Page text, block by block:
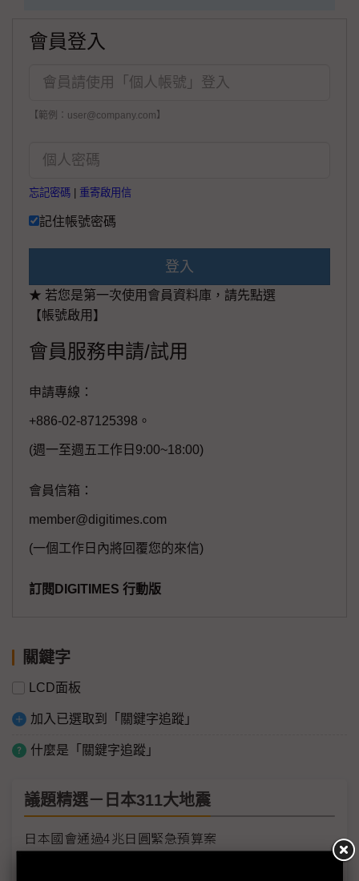
會員登入
【範例：user@company.com】
忘記密碼 重寄啟用信
記住帳號密碼
登入
★ 若您是第一次使用會員資料庫，請先點選
【帳號啟用】
會員服務申請/試用
申請專線：
+886-02-87125398。
(週一至週五工作日9:00~18:00)
會員信箱：
member@digitimes.com
(一個工作日內將回覆您的來信)
訂閱DIGITIMES 行動版
關鍵字
LCD面板
加入已選取到「關鍵字追蹤」
什麼是「關鍵字追蹤」
議題精選－日本311大地震
日本國會通過4兆日圓緊急預算案